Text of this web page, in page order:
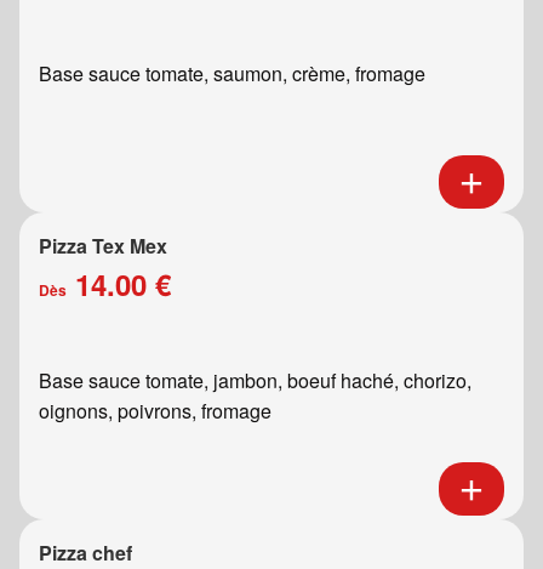
Base sauce tomate, saumon, crème, fromage
Pizza Tex Mex
Dès 14.00 €
Base sauce tomate, jambon, boeuf haché, chorizo,
oignons, poivrons, fromage
Pizza chef